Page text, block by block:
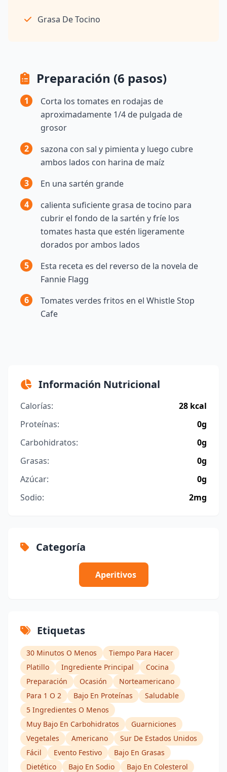
Grasa De Tocino
Preparación (6 pasos)
1
Corta los tomates en rodajas de
aproximadamente 1/4 de pulgada de
grosor
2
sazona con sal y pimienta y luego cubre
ambos lados con harina de maíz
3
En una sartén grande
4
calienta suficiente grasa de tocino para
cubrir el fondo de la sartén y fríe los
tomates hasta que estén ligeramente
dorados por ambos lados
5
Esta receta es del reverso de la novela de
Fannie Flagg
6
Tomates verdes fritos en el Whistle Stop
Cafe
Información Nutricional
Calorías:
28 kcal
Proteínas:
0g
Carbohidratos:
0g
Grasas:
0g
Azúcar:
0g
Sodio:
2mg
Categoría
Aperitivos
Etiquetas
30 Minutos O Menos
Tiempo Para Hacer
Platillo
Ingrediente Principal
Cocina
Preparación
Ocasión
Norteamericano
Para 1 O 2
Bajo En Proteínas
Saludable
5 Ingredientes O Menos
Muy Bajo En Carbohidratos
Guarniciones
Vegetales
Americano
Sur De Estados Unidos
Fácil
Evento Festivo
Bajo En Grasas
Dietético
Bajo En Sodio
Bajo En Colesterol